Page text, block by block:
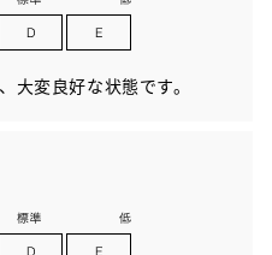
大変良好な状態です。